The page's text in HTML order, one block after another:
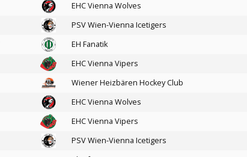
EHC Vienna Wolves
PSV Wien-Vienna Icetigers
EH Fanatik
EHC Vienna Vipers
Wiener Heizbären Hockey Club
EHC Vienna Wolves
EHC Vienna Vipers
PSV Wien-Vienna Icetigers